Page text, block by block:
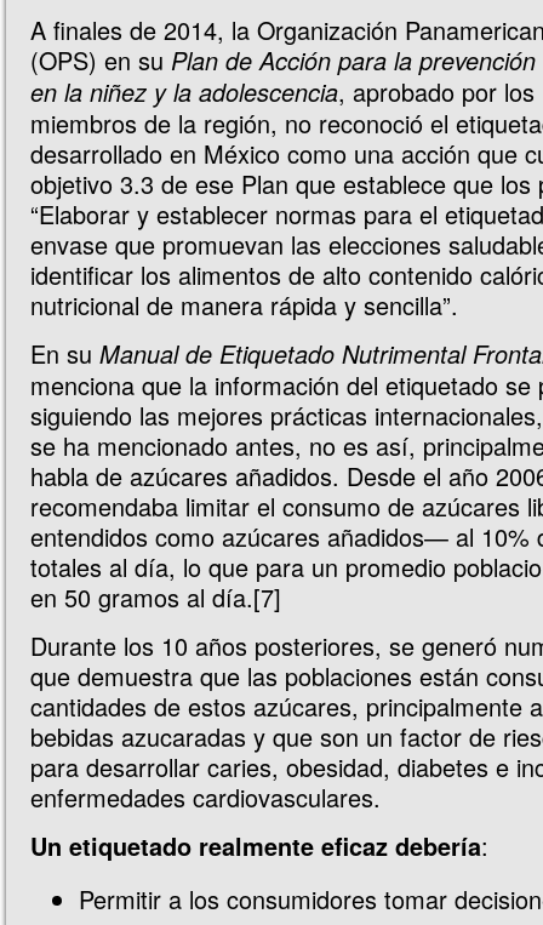
A finales de 2014, la Organización
(OPS) en su Plan de Acción para la
en la niñez y la adolescencia, aprobado por
miembros de la región, no reconoció el
desarrollado en México como una acción que
objetivo 3.3 de ese Plan que establece que los
“Elaborar y establecer normas para el
envase que promuevan las elecciones
identificar los alimentos de alto contenido
nutricional de manera rápida y sencilla”.
En su Manual de Etiquetado Nutrimental
menciona que la información del etiquetado se
siguiendo las mejores prácticas
se ha mencionado antes, no es así,
habla de azúcares añadidos. Desde el año
recomendaba limitar el consumo de azúcares
entendidos como azúcares añadidos— al 10%
totales al día, lo que para un promedio
en 50 gramos al día.[7]
Durante los 10 años posteriores, se generó
que demuestra que las poblaciones están
cantidades de estos azúcares, principalmente
bebidas azucaradas y que son un factor de
para desarrollar caries, obesidad, diabetes e
enfermedades cardiovasculares.
Un etiquetado realmente eficaz debería:
Permitir a los consumidores tomar